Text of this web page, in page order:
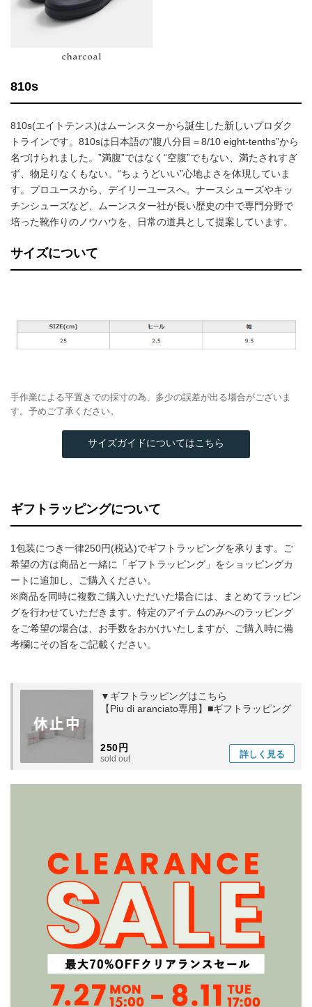
810s
810s(エイトテンス)はムーンスターから誕生した新しいプロダク
トラインです。810sは日本語の“腹八分目＝8/10 eight-tenths”から
名づけられました。”満腹”ではなく“空腹”でもない、満たされすぎ
ず、物足りなくもない。“ちょうどいい”心地よさを体現していま
す。プロユースから、デイリーユースへ。ナースシューズやキッ
チンシューズなど、ムーンスター社が長い歴史の中で専門分野で
培った靴作りのノウハウを、日常の道具として提案しています。
サイズについて
手作業による平置きでの採寸の為、多少の誤差が出る場合がございま
す。予めご了承ください。
サイズガイドについてはこちら
ギフトラッピングについて
1包装につき一律250円(税込)でギフトラッピングを承ります。ご
希望の方は商品と一緒に「ギフトラッピング」をショッピングカ
ートに追加し、ご購入ください。
※商品を同時に複数ご購入いただいた場合には、まとめてラッピン
グを行わせていただきます。特定のアイテムのみへのラッピング
をご希望の場合は、お手数をおかけいたしますが、ご購入時に備
考欄にその旨をご記載ください。
▼ギフトラッピングはこちら
【Piu di aranciato専用】■ギフトラッピング
250円
sold out 詳しく 見る